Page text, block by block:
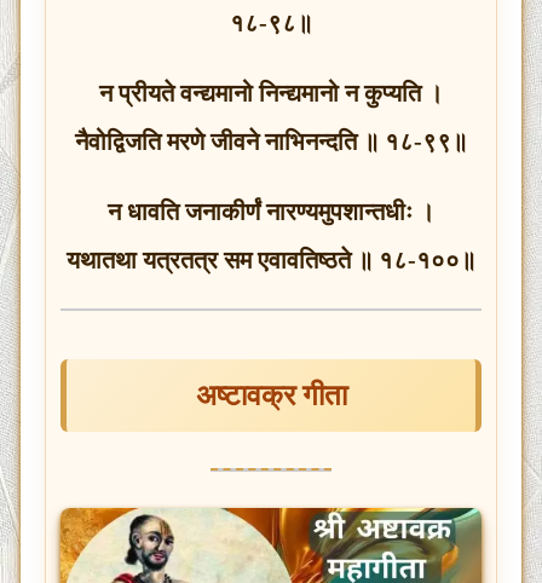
१८-९८॥
न प्रीयते वन्द्यमानो निन्द्यमानो न कुप्यति ।
नैवोद्विजति मरणे जीवने नाभिनन्दति ॥ १८-९९॥
न धावति जनाकीर्णं नारण्यमुपशान्तधीः ।
यथातथा यत्रतत्र सम एवावतिष्ठते ॥ १८-१००॥
अष्टावक्र गीता